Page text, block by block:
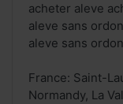
acheter aleve
aleve sans
aleve sans
France: Saint-
Normandy, La